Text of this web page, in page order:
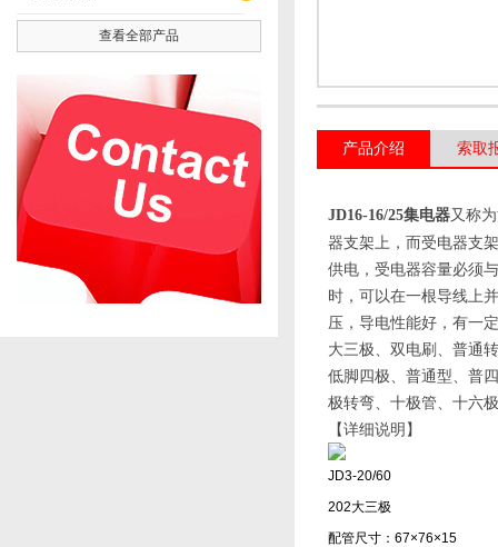
查看全部产品
产品介绍 索取
JD16-16/25集电器又称
器支架上，而受电器支
供电，受电器容量必须
时，可以在一根导线上
压，导电性能好，有一
大三极、双电刷、普通
低脚四极、普通型、普
极转弯、十极管、十六
【详细说明】
JD3-20/60
202大三极
配管尺寸：67×76×15